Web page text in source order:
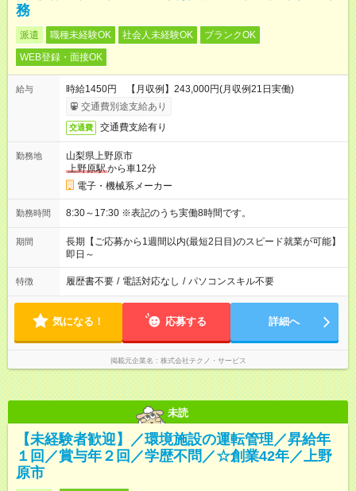
務
派遣 職種未経験OK 社会人未経験OK
ブランクOK
WEB登録・面接OK
給与
時給1450円 【月収例】243,000円(月収例21日実働)
交通費別途支給あり
交通費 交通費支給有り
勤務地
山梨県上野原市
上野原駅から車12分
電子・機械系メーカー
勤務時間 8:30～17:30 ※表記のうち実働8時間です。
期間
長期【ご応募から1週間以内(最短2日目)のスピード就業が可能】
即日～
特徴 履歴書不要 / 電話対応なし / パソコンスキル不要
気になる！ 応募する 詳細へ
掲載元企業名 株式会社テクノ・サービス
未読
【未経験者歓迎】／環境施設の運転管理／昇給年
１回／賞与年２回／学歴不問／☆創業42年／上野
原市